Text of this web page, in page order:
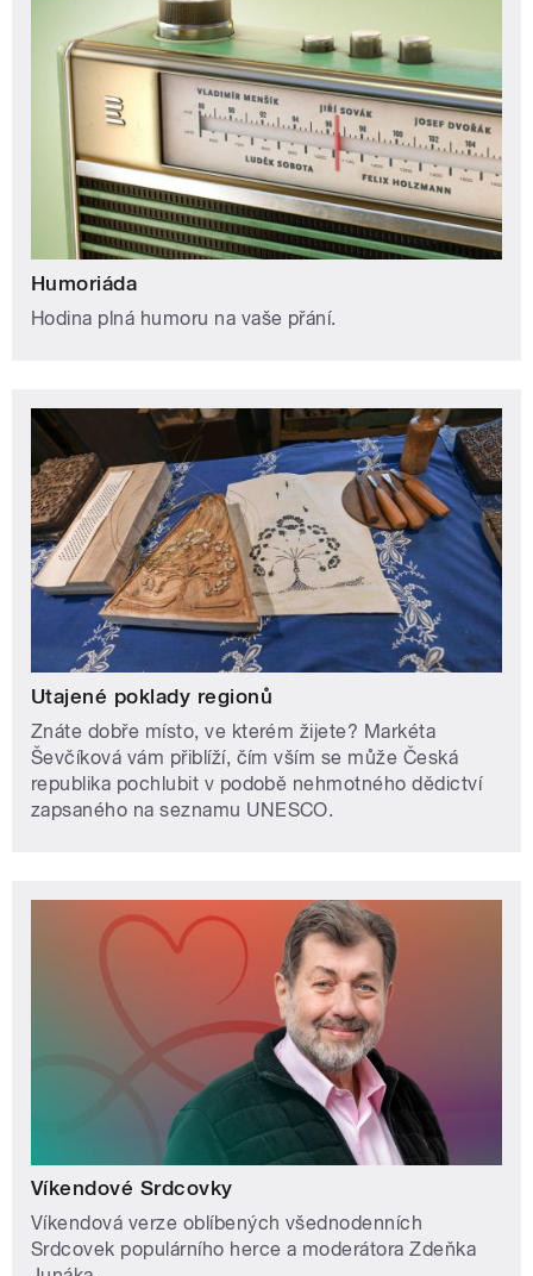
Humoriáda
Hodina plná humoru na vaše přání.
Utajené poklady regionů
Znáte dobře místo, ve kterém žijete? Markéta
Ševčíková vám přiblíží, čím vším se může Česká
republika pochlubit v podobě nehmotného dědictví
zapsaného na seznamu UNESCO.
Víkendové Srdcovky
Víkendová verze oblíbených všednodenních
Srdcovek populárního herce a moderátora Zdeňka